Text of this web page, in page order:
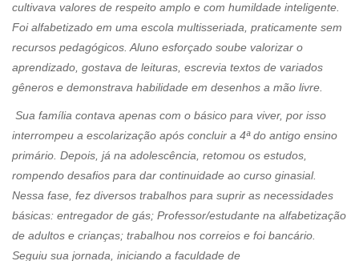
cultivava valores de respeito amplo e com humildade inteligente.
Foi alfabetizado em uma escola multisseriada, praticamente sem
recursos pedagógicos. Aluno esforçado soube valorizar o
aprendizado, gostava de leituras, escrevia textos de variados
gêneros e demonstrava habilidade em desenhos a mão livre.
Sua família contava apenas com o básico para viver, por isso
interrompeu a escolarização após concluir a 4ª do antigo ensino
primário. Depois, já na adolescência, retomou os estudos,
rompendo desafios para dar continuidade ao curso ginasial.
Nessa fase, fez diversos trabalhos para suprir as necessidades
básicas: entregador de gás; Professor/estudante na alfabetização
de adultos e crianças; trabalhou nos correios e foi bancário.
Seguiu sua jornada, iniciando a faculdade de